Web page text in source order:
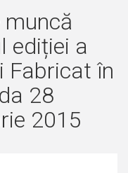
ediției a
Fabricat în
28
2015